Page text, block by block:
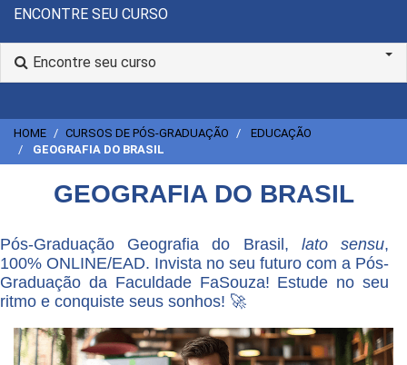
ENCONTRE SEU CURSO
Encontre seu curso
HOME CURSOS DE PÓS-GRADUAÇÃO
EDUCAÇÃO
GEOGRAFIA DO BRASIL
GEOGRAFIA DO BRASIL
Pós-Graduação Geografia do Brasil, lato sensu,
100% ONLINE/EAD. Invista no seu futuro com a Pós-
Graduação da Faculdade FaSouza! Estude no seu
ritmo e conquiste seus sonhos! 🚀